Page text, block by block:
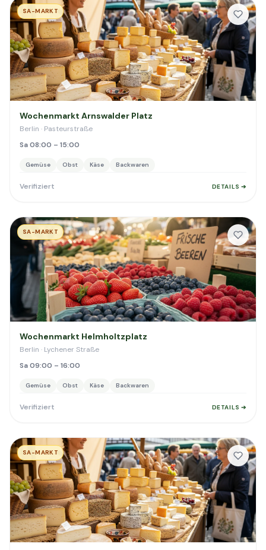
SA-MARKT
Wochenmarkt Arnswalder Platz
Berlin · Pasteurstraße
Sa 08:00 – 15:00
Gemüse Obst Käse Backwaren
Verifiziert DETAILS ➔
SA-MARKT
Wochenmarkt Helmholtzplatz
Berlin · Lychener Straße
Sa 09:00 – 16:00
Gemüse Obst Käse Backwaren
Verifiziert DETAILS ➔
SA-MARKT